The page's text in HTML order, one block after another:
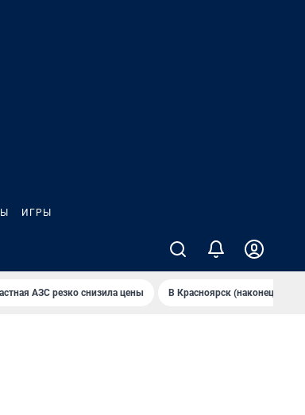
ИГРЫ
АЗС резко снизила цены В Крaсноярск (нaконец-то)